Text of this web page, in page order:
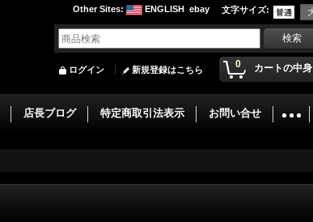
文字サイズ:
Other Sites: ENGLISH ebay
0 カートの中身
ログイン 新規登録はこちら
店長ブログ 特定商取引法表示 お問い合せ